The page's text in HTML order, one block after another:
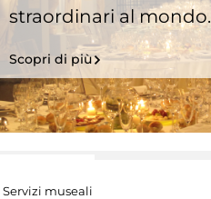
straordinari al mondo.
Scopri di più
Servizi museali